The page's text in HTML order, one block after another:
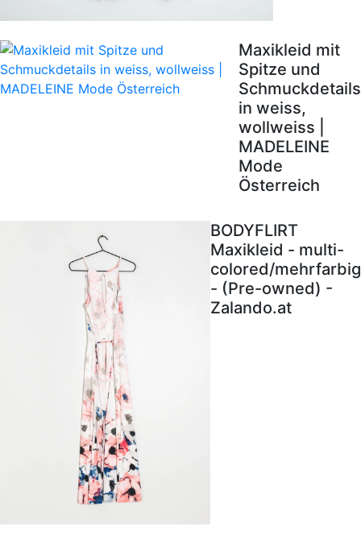
Maxikleid mit
Spitze und
Schmuckdetails
in weiss,
wollweiss |
MADELEINE
Mode
Österreich
BODYFLIRT
Maxikleid - multi-
colored/mehrfarbig
- (Pre-owned) -
Zalando.at